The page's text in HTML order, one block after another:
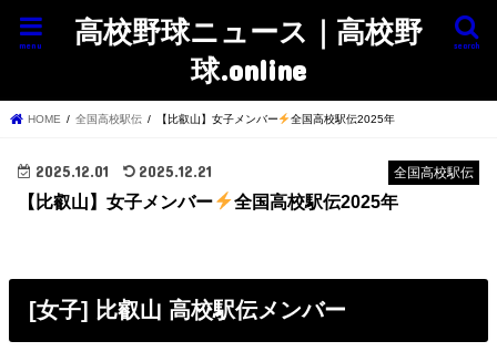
高校野球ニュース｜高校野
球.online
search
menu
HOME 全国高校駅伝 【比叡山】女子メンバー 全国高校駅伝2025年
全国高校駅伝
2025.12.01 2025.12.21
【比叡山】女子メンバー 全国高校駅伝2025年
[女子] 比叡山 高校駅伝メンバー